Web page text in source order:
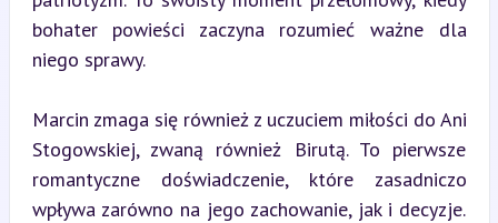
bohater powieści zaczyna rozumieć ważne dla
niego sprawy.
Marcin zmaga się również z uczuciem miłości do Ani
Stogowskiej, zwaną również Birutą. To pierwsze
romantyczne doświadczenie, które zasadniczo
wpływa zarówno na jego zachowanie, jak i decyzje.